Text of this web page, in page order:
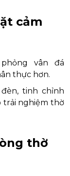
cảm
vân đá
thực hơn.
tinh chỉnh
trải nghiệm thờ
thờ